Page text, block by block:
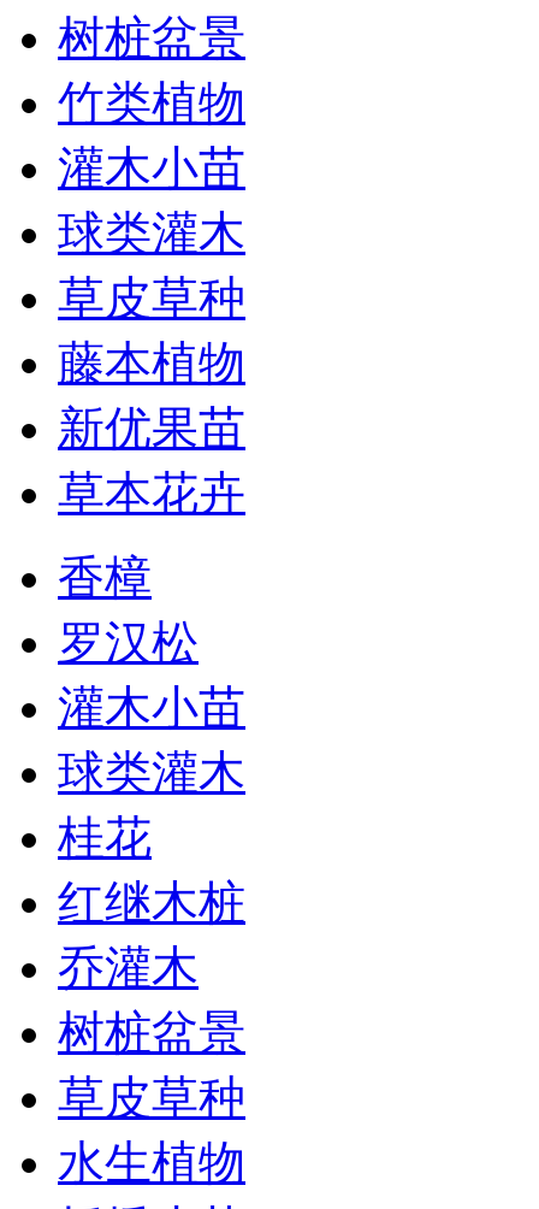
树桩盆景
竹类植物
灌木小苗
球类灌木
草皮草种
藤本植物
新优果苗
草本花卉
香樟
罗汉松
灌木小苗
球类灌木
桂花
红继木桩
乔灌木
树桩盆景
草皮草种
水生植物